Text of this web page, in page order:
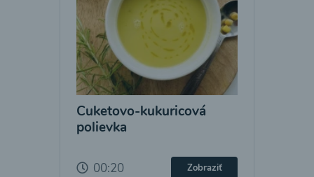
Cuketovo-kukuricová
polievka
00:20 Zobraziť